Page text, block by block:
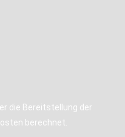
die Bereitstellung der
berechnet.